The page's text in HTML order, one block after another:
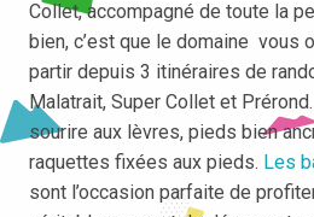
Collet, accompagné de toute la
bien, c’est que le domaine
partir depuis 3 itinéraires de
Malatrait, Super Collet et
sourire aux lèvres, pieds bien
raquettes fixées aux pieds. Les
sont l’occasion parfaite de